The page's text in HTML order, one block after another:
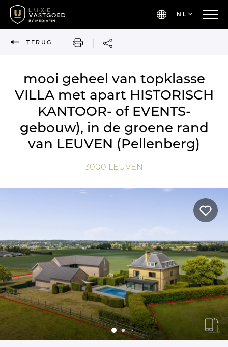
NL
TERUG AFDRUKKEN
mooi geheel van topklasse
VILLA met apart HISTORISCH
KANTOOR- of EVENTS-
gebouw), in de groene rand
van LEUVEN (Pellenberg)
3000 LEUVEN